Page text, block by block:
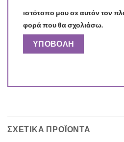
ιστότοπο μου σε αυτόν τον
φορά που θα σχολιάσω.
ΣΧΕΤΙΚΆ ΠΡΟΪΌΝΤΑ